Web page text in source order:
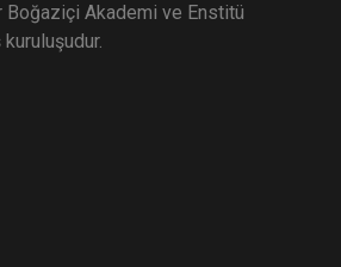
Boğaziçi Akademi ve Enstitü
kuruluşudur.